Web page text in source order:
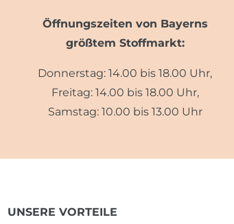
Öffnungszeiten von Bayerns
größtem Stoffmarkt:
Donnerstag: 14.00 bis 18.00 Uhr,
Freitag: 14.00 bis 18.00 Uhr,
Samstag: 10.00 bis 13.00 Uhr
UNSERE VORTEILE